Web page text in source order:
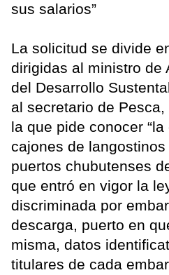
sus salarios”
La solicitud se divide
dirigidas al ministro de
del Desarrollo
al secretario de
la que pide conocer
cajones de
puertos chubutenses
que entró en vigor la
discriminada por
descarga, puerto en
misma, datos
titulares de cada